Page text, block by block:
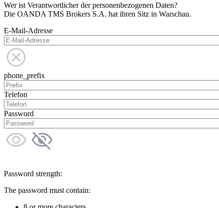
Wer ist Verantwortlicher der personenbezogenen Daten?
Die OANDA TMS Brokers S.A. hat ihren Sitz in Warschau.
E-Mail-Adresse
phone_prefix
Telefon
Password
Password strength:
The password must contain: